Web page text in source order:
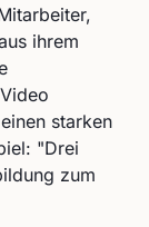
ihrem
starken
"Drei
zum